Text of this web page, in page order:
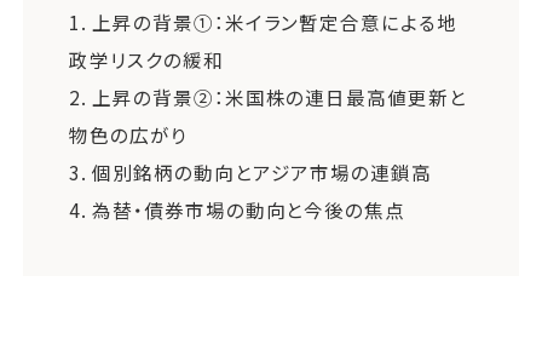
1. 上昇の背景①：米イラン暫定合意による地
政学リスクの緩和
2. 上昇の背景②：米国株の連日最高値更新と
物色の広がり
3. 個別銘柄の動向とアジア市場の連鎖高
4. 為替・債券市場の動向と今後の焦点